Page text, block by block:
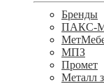
Бренды
ПАКС-
МПЗ
Промет
Металл